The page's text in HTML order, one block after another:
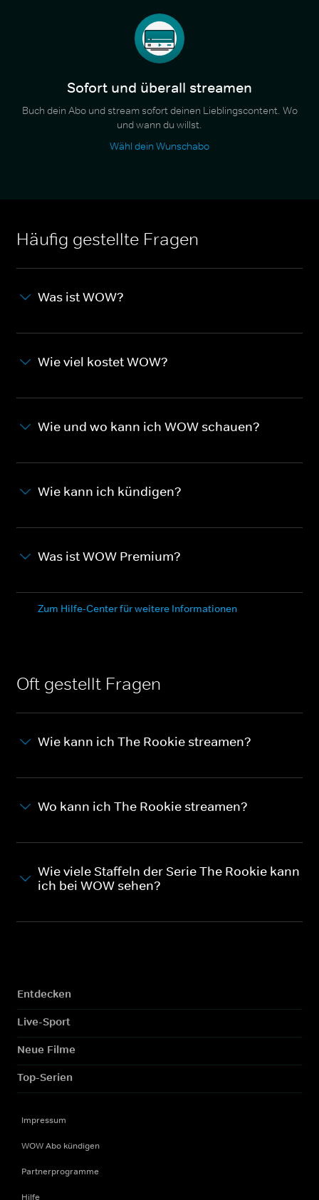
Sofort und überall streamen
Buch dein Abo und stream sofort deinen Lieblingscontent. Wo
und wann du willst.
Wähl dein Wunschabo
Häufig gestellte Fragen
Was ist WOW?
Wie viel kostet WOW?
Wie und wo kann ich WOW schauen?
Wie kann ich kündigen?
Was ist WOW Premium?
Zum Hilfe-Center für weitere Informationen
Oft gestellt Fragen
Wie kann ich The Rookie streamen?
Wo kann ich The Rookie streamen?
Wie viele Staffeln der Serie The Rookie kann
ich bei WOW sehen?
Entdecken
Live-Sport
Neue Filme
Top-Serien
Impressum
WOW Abo kündigen
Partnerprogramme
Hilfe